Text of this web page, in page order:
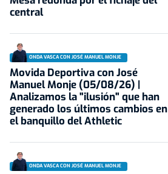
central
ONDA VASCA CON JOSÉ MANUEL MONJE
Movida Deportiva con José
Manuel Monje (05/08/26) |
Analizamos la "ilusión" que han
generado los últimos cambios en
el banquillo del Athletic
ONDA VASCA CON JOSÉ MANUEL MONJE